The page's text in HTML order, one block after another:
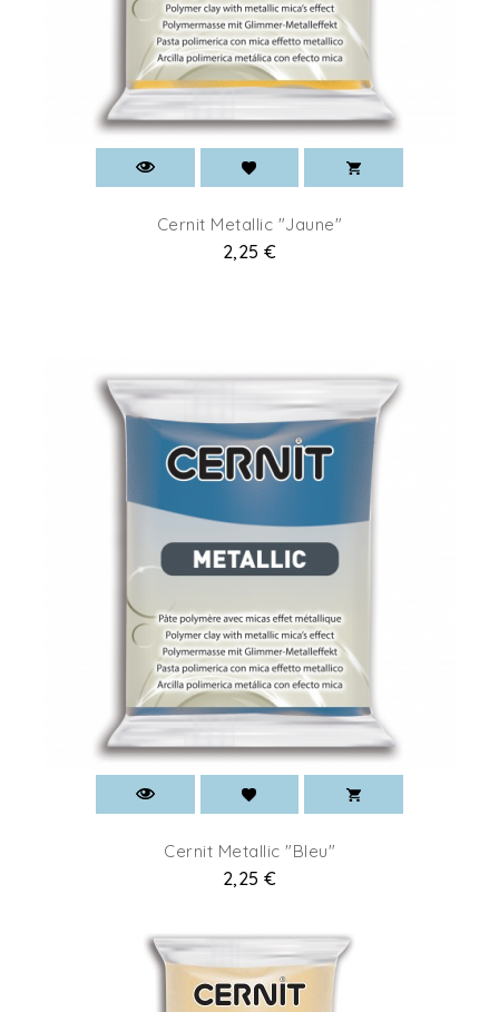
Cernit Metallic "Jaune"
Prix
2,25 €
Cernit Metallic "Bleu"
Prix
2,25 €